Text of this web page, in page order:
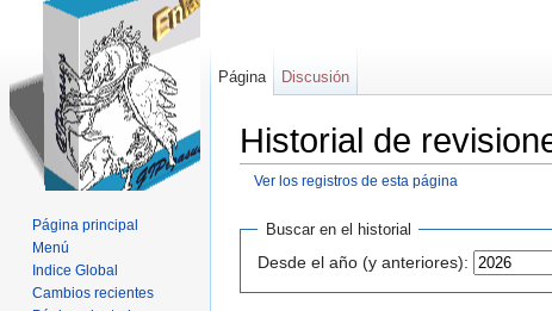
Historial de
Ver los registros de esta página
Buscar en el historial
Desde el año (y anteriores):
Página Discusión
Página principal
Menú
Indice Global
Cambios recientes